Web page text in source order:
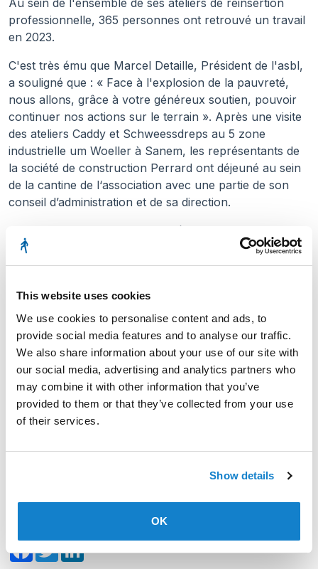
This website uses cookies
We use cookies to personalise content and ads, to
provide social media features and to analyse our traffic.
We also share information about your use of our site with
our social media, advertising and analytics partners who
may combine it with other information that you’ve
provided to them or that they’ve collected from your use
of their services.
Show details
OK
Au sein de l'ensemble de ses ateliers de réinsertion
professionnelle, 365 personnes ont retrouvé un travail
en 2023.
C'est très ému que Marcel Detaille, Président de l'asbl,
a souligné que : « Face à l'explosion de la pauvreté,
nous allons, grâce à votre généreux soutien, pouvoir
continuer nos actions sur le terrain ». Après une visite
des ateliers Caddy et Schweessdreps au 5 zone
industrielle um Woeller à Sanem, les représentants de
la société de construction Perrard ont déjeuné au sein
de la cantine de l‘association avec une partie de son
conseil d’administration et de sa direction.
Alexandra Oxacelay en a profité pour glisser : « La
hausse de la demande au cours des 10 dernières
années est du jamais vu car elle a atteint un plus de
administrateur délégué et directeur général
accompagné d’Olivier Meyer, directeur génie civil qui se
sont informés sur les causes de cette augmentation et
sur les solutions à apporter en vue de mieux lutter
contre la pauvreté et le chômage.
Photo : de g à d : Pour Perrard: Olivier Meyer, Enza Da
Silva et Alain Pütz, pour la Stemm vun der Strooss:
Facebook
TwitterLinkedIn